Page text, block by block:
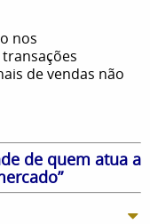
nos
de vendas não
de quem atua a